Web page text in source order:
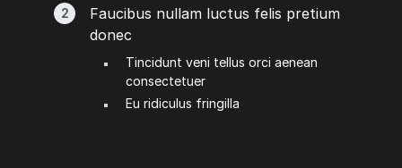
Faucibus nullam luctus felis pretium
donec
Tincidunt veni tellus orci aenean
consectetuer
Eu ridiculus fringilla